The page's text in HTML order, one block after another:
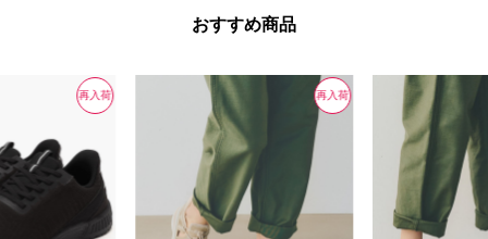
おすすめ商品
再入荷 再入荷